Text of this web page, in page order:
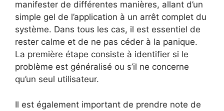
manifester de différentes manières, allant d’un
simple gel de l’application à un arrêt complet du
système. Dans tous les cas, il est essentiel de
rester calme et de ne pas céder à la panique.
La première étape consiste à identifier si le
problème est généralisé ou s’il ne concerne
qu’un seul utilisateur.
Il est également important de prendre note de